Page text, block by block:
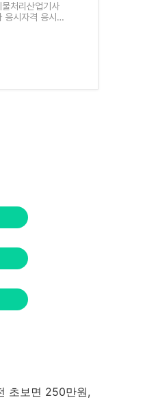
처리산업기사
응시자격 응시자
초보면 250만원,